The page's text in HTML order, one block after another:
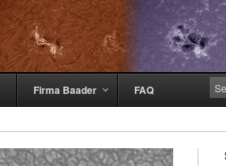
Firma Baader FAQ